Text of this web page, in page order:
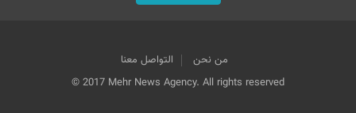
من نحن
التواصل معنا
© 2017 Mehr News Agency. All rights reserved